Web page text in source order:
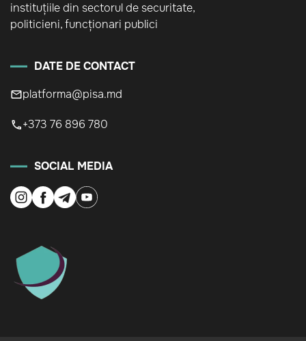
instituțiile din sectorul de securitate,
politicieni, funcționari publici
DATE DE CONTACT
platforma@pisa.md
+373 76 896 780
SOCIAL MEDIA